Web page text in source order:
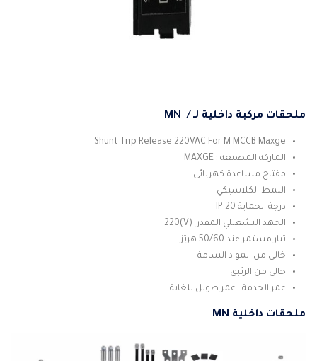
ملحقات مركبة داخلية لـ / MN
Shunt Trip Release 220VAC For M MCCB Maxge
الماركة المصنعة : MAXGE
مفتاح مساعدة كهربائى
النمط الكلاسيكي
درجة الحماية IP 20
الجهد التشغيلي المقدر (V)220
تيار مستمر عند 50/60 هرتز
خالى من المواد السامة
خالي من الزئبق
عمر الخدمة : عمر طويل للغاية
ملحقات داخلية MN